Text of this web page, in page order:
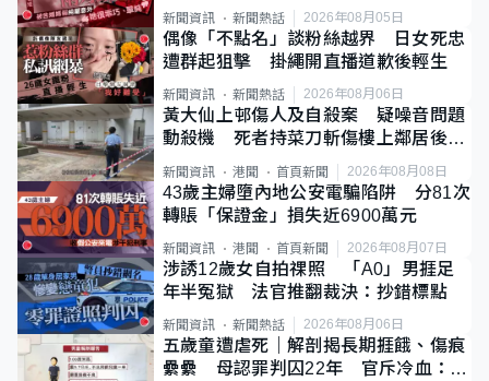
新聞資訊 新聞熱話 2026年08月05日
偶像「不點名」談粉絲越界 日女死忠
遭群起狙擊 掛繩開直播道歉後輕生
新聞資訊 新聞熱話 2026年08月06日
黃大仙上邨傷人及自殺案 疑噪音問題
動殺機 死者持菜刀斬傷樓上鄰居後墮
新聞資訊 港聞 首頁新聞 2026年08月08日
43歲主婦墮內地公安電騙陷阱 分81次
轉賬「保證金」損失近6900萬元
新聞資訊 港聞 首頁新聞 2026年08月07日
涉誘12歲女自拍祼照 「A0」男捱足
年半冤獄 法官推翻裁決：抄錯標點
新聞資訊 新聞熱話 2026年08月06日
五歲童遭虐死｜解剖揭長期捱餓、傷痕
纍纍 母認罪判囚22年 官斥冷血：同